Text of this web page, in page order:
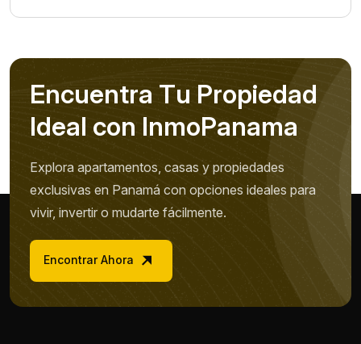
Encuentra Tu Propiedad
Ideal con InmoPanama
Explora apartamentos, casas y propiedades
exclusivas en Panamá con opciones ideales para
vivir, invertir o mudarte fácilmente.
Encontrar Ahora